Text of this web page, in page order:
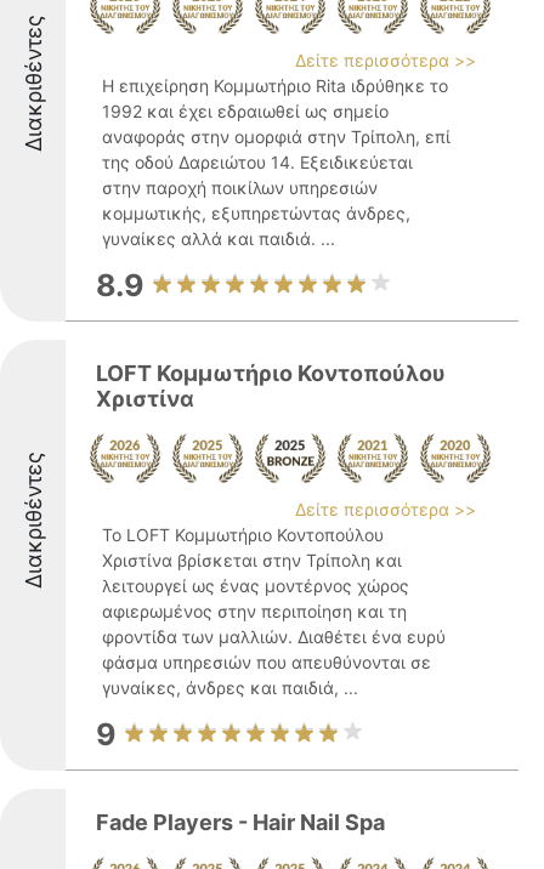
Διακριθέντες
Δείτε περισσότερα >>
Η επιχείρηση Κομμωτήριο Rita ιδρύθηκε το
1992 και έχει εδραιωθεί ως σημείο
αναφοράς στην ομορφιά στην Τρίπολη, επί
της οδού Δαρειώτου 14. Εξειδικεύεται
στην παροχή ποικίλων υπηρεσιών
κομμωτικής, εξυπηρετώντας άνδρες,
γυναίκες αλλά και παιδιά. ...
8.9
Διακριθέντες
LOFT Κομμωτήριο Κοντοπούλου
Χριστίνα
Δείτε περισσότερα >>
Το LOFT Κομμωτήριο Κοντοπούλου
Χριστίνα βρίσκεται στην Τρίπολη και
λειτουργεί ως ένας μοντέρνος χώρος
αφιερωμένος στην περιποίηση και τη
φροντίδα των μαλλιών. Διαθέτει ένα ευρύ
φάσμα υπηρεσιών που απευθύνονται σε
γυναίκες, άνδρες και παιδιά, ...
9
Fade Players - Hair Nail Spa